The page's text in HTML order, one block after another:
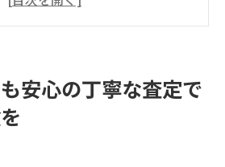
トとコツを解説
！親切な対応で納得の価格を
安心の丁寧な査定で